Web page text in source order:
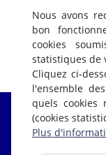
Fabrice
Nous avons
bon
cookies
statistiques de
Cliquez ci-
l'ensemble
quels cookies
(cookies
Plus